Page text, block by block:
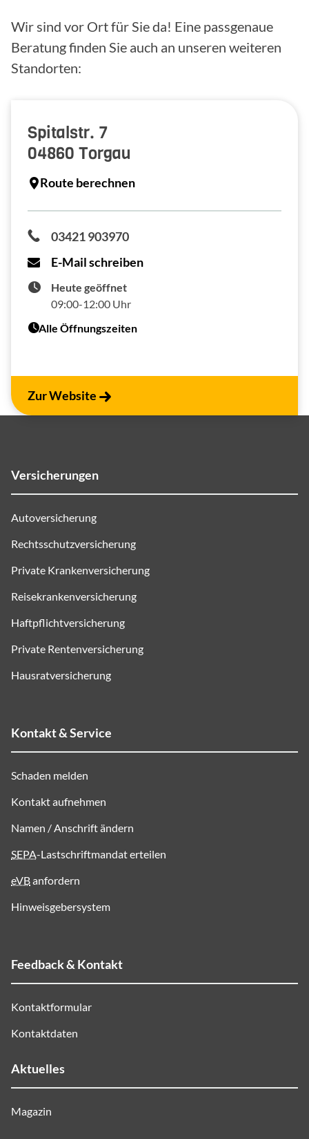
Wir sind vor Ort für Sie da! Eine passgenaue
Beratung finden Sie auch an unseren weiteren
Standorten:
Spitalstr. 7
04860 Torgau
Route berechnen
03421 903970
E-Mail schreiben
Heute geöffnet
09:00-12:00 Uhr
Alle Öffnungszeiten
Zur Website
Versicherungen
Autoversicherung
Rechtsschutzversicherung
Private Krankenversicherung
Reisekrankenversicherung
Haftpflichtversicherung
Private Rentenversicherung
Hausratversicherung
Kontakt & Service
Schaden melden
Kontakt aufnehmen
Namen / Anschrift ändern
SEPA-Lastschriftmandat erteilen
eVBanfordern
Hinweisgebersystem
Feedback & Kontakt
Kontaktformular
Kontaktdaten
Aktuelles
Magazin